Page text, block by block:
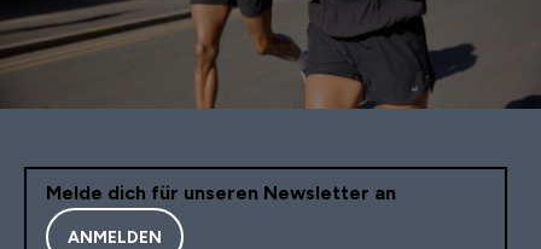
Melde dich für unseren Newsletter an
ANMELDEN